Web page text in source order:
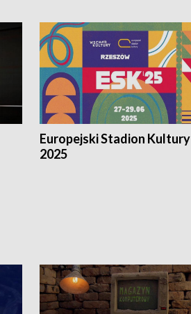
Europejski Stadion Kultury
2025